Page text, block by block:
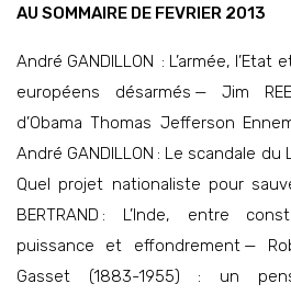
AU SOMMAIRE DE FEVRIER 2013
André GANDILLON : L’armée,
européens désarmés — Jim
d’Obama Thomas Jefferson
André GANDILLON : Le scandale du
Quel projet nationaliste pour
BERTRAND : L’Inde, entre
puissance et effondrement —
Gasset (1883-1955) : un